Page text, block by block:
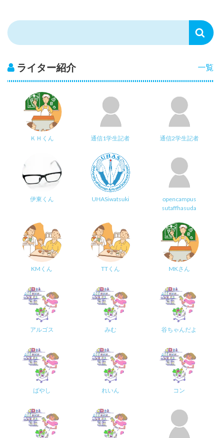
一覧
ライター紹介
ＫＨくん 通信1学生記者 通信2学生記者
伊東くん UHASiwatsuki
opencampus
sutaffhasuda
KMくん TTくん MKさん
アルゴス みむ 谷ちゃんだよ
ばやし れいん コン